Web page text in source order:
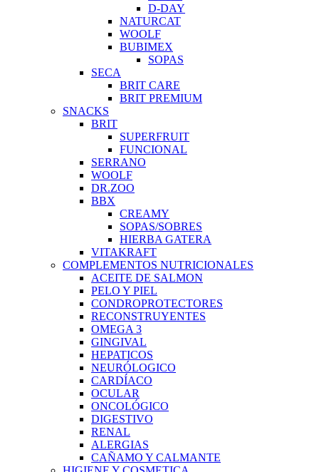
D-DAY
NATURCAT
WOOLF
BUBIMEX
SOPAS
SECA
BRIT CARE
BRIT PREMIUM
SNACKS
BRIT
SUPERFRUIT
FUNCIONAL
SERRANO
WOOLF
DR.ZOO
BBX
CREAMY
SOPAS/SOBRES
HIERBA GATERA
VITAKRAFT
COMPLEMENTOS NUTRICIONALES
ACEITE DE SALMON
PELO Y PIEL
CONDROPROTECTORES
RECONSTRUYENTES
OMEGA 3
GINGIVAL
HEPATICOS
NEURÓLOGICO
CARDÍACO
OCULAR
ONCOLÓGICO
DIGESTIVO
RENAL
ALERGIAS
CAÑAMO Y CALMANTE